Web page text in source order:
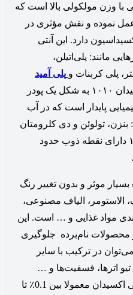
با وزن مولکولی بالا است که
عمل نموده و نقش مؤثری در
دارد. این آنتی
مانند: پلی‌اتیلن،
پلی کربنات و پلی آمید
استفاده می‌شود. ظاهر آنتی اکسیدان ۱۰۱۰ به شکل یک پودر
پایدار است که در آب
بنزن، تولوئن و دی کلرومتان
محلول است. آنتی اکسیدان ۱۰۱۰ دارای نقطه ذوب حدود
بسیار موثر و بدون تغییر رنگ
الاستومر، الیاف مصنوعی،
مواد غذایی و … است. این
محصولات نام‌برده جلوگیری
آنتی اکسیدان ۱۰۱۰ را می‌توان در ترکیب با سایر
تیو اترها، فسفیت‌ها و …
استفاده کرد. دوز عمومی این آنتی اکسیدان معمولا بین 0.1٪ تا